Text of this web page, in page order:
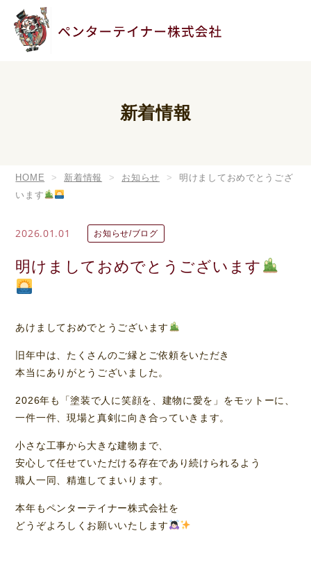
新着情報
HOME 新着情報 お知らせ
明けましておめでとうござ
います
2026.01.01 お知らせ/ブログ
明けましておめでとうございます
あけましておめでとうございます
旧年中は、たくさんのご縁とご依頼をいただき
本当にありがとうございました。
2026年も「塗装で人に笑顔を、建物に愛を」をモットーに、
一件一件、現場と真剣に向き合っていきます。
小さな工事から大きな建物まで、
安心して任せていただける存在であり続けられるよう
職人一同、精進してまいります。
本年もペンターテイナー株式会社を
どうぞよろしくお願いいたします